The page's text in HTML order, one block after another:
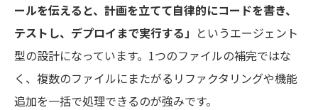
ールを伝えると、計画を立てて自律的にコードを書き、
テストし、デプロイまで実行する」 というエージェント
型の設計になっています。1つのファイルの補完ではな
く、複数のファイルにまたがるリファクタリングや機能
追加を一括で処理できるのが強みです。